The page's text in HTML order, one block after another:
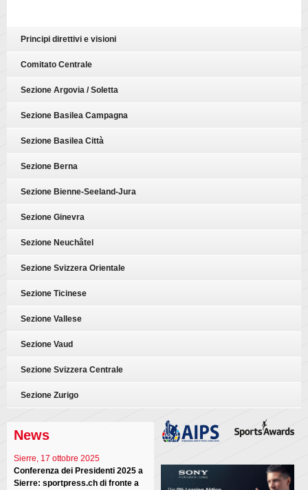
Principi direttivi e visioni
Comitato Centrale
Sezione Argovia / Soletta
Sezione Basilea Campagna
Sezione Basilea Città
Sezione Berna
Sezione Bienne-Seeland-Jura
Sezione Ginevra
Sezione Neuchâtel
Sezione Svizzera Orientale
Sezione Ticinese
Sezione Vallese
Sezione Vaud
Sezione Svizzera Centrale
Sezione Zurigo
News
Sierre, 17 ottobre 2025
Conferenza dei Presidenti 2025 a
Sierre: sportpress.ch di fronte a